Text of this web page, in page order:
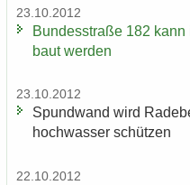
23.10.2012
Bun­des­stra­ße 182
baut wer­den
23.10.2012
Spund­wand wird
hoch­was­ser schüt­zen
22.10.2012